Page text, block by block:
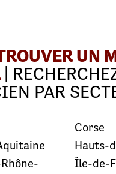
UN
|
PAR
Corse
Hauts-
Île-de-